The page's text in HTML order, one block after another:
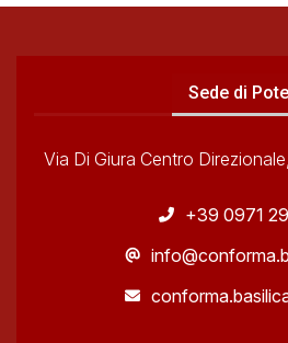
Sede di
Via Di Giura Centro
+39 0971